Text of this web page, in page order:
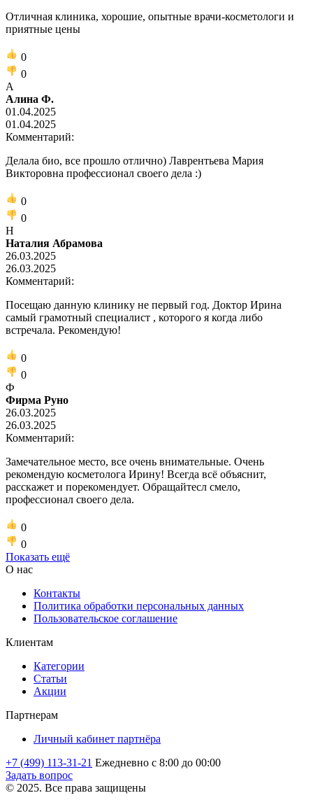
Отличная клиника, хорошие, опытные врачи-косметологи и
приятные цены
0
0
А
Алина Ф.
01.04.2025
01.04.2025
Комментарий:
Делала био, все прошло отлично) Лаврентьева Мария
Викторовна профессионал своего дела :)
0
0
Н
Наталия Абрамова
26.03.2025
26.03.2025
Комментарий:
Посещаю данную клинику не первый год. Доктор Ирина
самый грамотный специалист , которого я когда либо
встречала. Рекомендую!
0
0
Ф
Фирма Руно
26.03.2025
26.03.2025
Комментарий:
Замечательное место, все очень внимательные. Очень
рекомендую косметолога Ирину! Всегда всё объяснит,
расскажет и порекомендует. Обращайтесл смело,
профессионал своего дела.
0
0
Показать ещё
О нас
Контакты
Политика обработки персональных данных
Пользовательское соглашение
Клиентам
Категории
Статьи
Акции
Партнерам
Личный кабинет партнёра
+7 (499) 113-31-21 Ежедневно с 8:00 до 00:00
Задать вопрос
© 2025. Все права защищены